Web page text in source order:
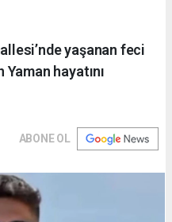
yaşanan feci
hayatını
ABONE OL